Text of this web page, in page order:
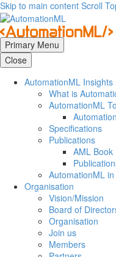
Skip to main content Scroll
Primary Menu
Close
AutomationML Insights
What is
AutomationML
Specifications
Publications
AML Book
AutomationML
Organisation
Vision/Mission
Board of
Organisation
Join us
Members